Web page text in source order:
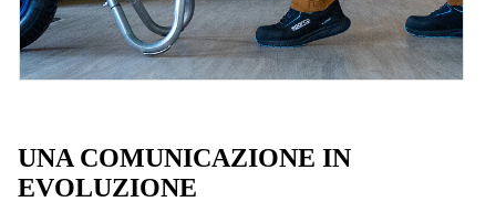
UNA COMUNICAZIONE IN
EVOLUZIONE